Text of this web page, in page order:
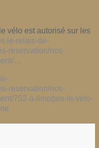
vélo est autorisé sur les
relais-de-
reservation/nos-
…
reservation/nos-
752-a-limoges-le-velo-